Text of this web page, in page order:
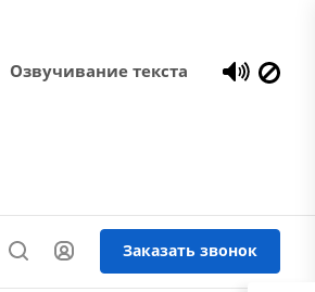
Озвучивание текста
Заказать звонок